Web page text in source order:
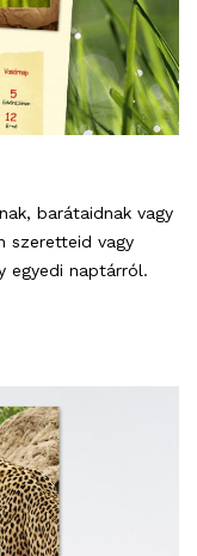
barátaidnak vagy
szeretteid vagy
egyedi naptárról.